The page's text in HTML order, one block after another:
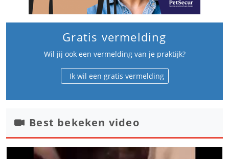
Gratis vermelding
Wil jij ook een vermelding van je praktijk?
Ik wil een gratis vermelding
Best bekeken video